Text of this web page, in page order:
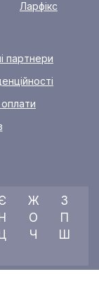
Ларфікс
партнери
Ж
З
Н О
П
Ц Ч
Ш